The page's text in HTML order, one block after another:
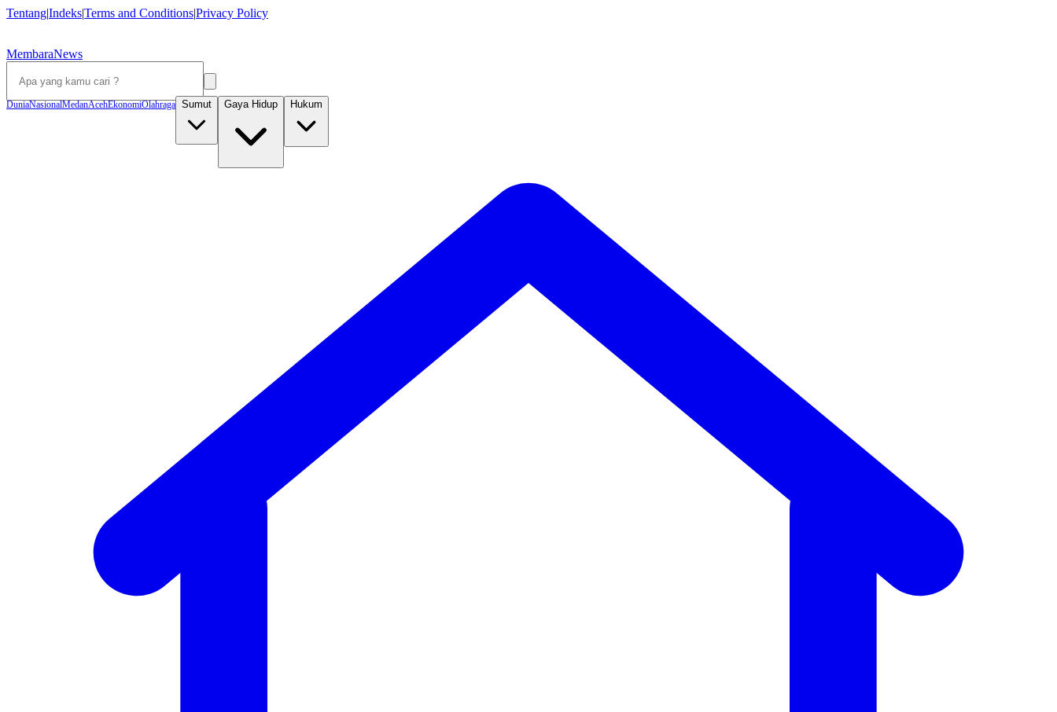
Tentang|Indeks|Terms and Conditions|Privacy Policy
MembaraNews
DuniaNasionalMedanAcehEkonomiOlahraga Sumut Gaya Hidup Hukum